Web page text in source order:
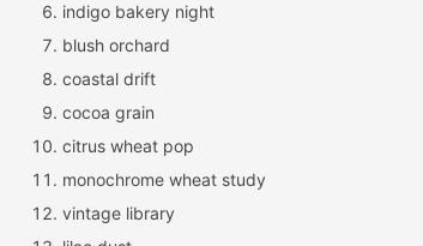
indigo bakery night
blush orchard
coastal drift
cocoa grain
citrus wheat pop
monochrome wheat study
vintage library